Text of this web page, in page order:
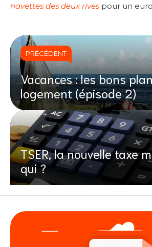
navettes des deux rives pour un
PRÉCÉDENT
Vacances : les bons
logement (épisode 2)
TSER, la nouvelle taxe
qui ?